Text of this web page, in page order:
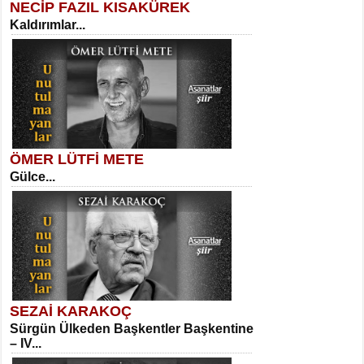
SELAHATTİN YILDIZ
İnsanın Zindanı...
MEHMET TAŞTAN
Vagon’da Bir Şairle...
SITKI CANEY
Oruçla Devrim ve Özgürlüğe…...
Kadir Ünal
Ayağıma Dolanan Yokuş...
Mehmet Çoban
Elmira...
Suavi Kemal Yazgıç
NECİP FAZIL KISAKÜREK
Kaldırımlar...
ÖMER LÜTFİ METE
Gülce...
SEZAİ KARAKOÇ
Sürgün Ülkeden Başkentler Başkentine
– IV...